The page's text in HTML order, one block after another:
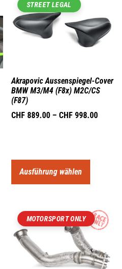
STREET LEGAL
Akrapovic Aussenspiegel-Cover
BMW M3/M4 (F8x) M2C/CS
(F87)
CHF 889.00 – CHF 998.00
Ausführung wählen
MOTORSPORT ONLY